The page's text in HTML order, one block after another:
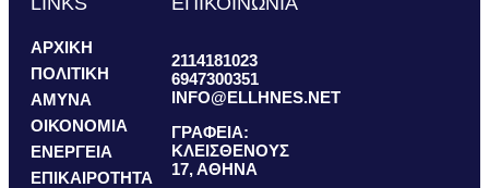
ΑΡΧΙΚΗ
ΠΟΛΙΤΙΚΗ
ΑΜΥΝΑ
ΟΙΚΟΝΟΜΙΑ
ΕΝΕΡΓΕΙΑ
ΕΠΙΚΑΙΡΟΤΗΤΑ
2114181023
6947300351
INFO@ELLHNES.NET
ΓΡΑΦΕΙΑ:
ΚΛΕΙΣΘΕΝΟΥΣ
17, ΑΘΗΝΑ